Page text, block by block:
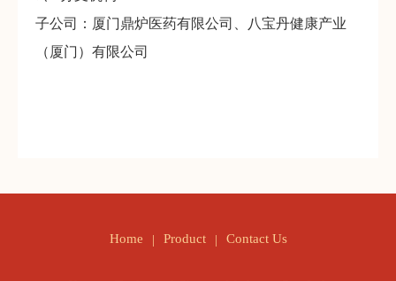
子公司：厦门鼎炉医药有限公司、八宝丹健康产业
（厦门）有限公司
Home Product Contact Us